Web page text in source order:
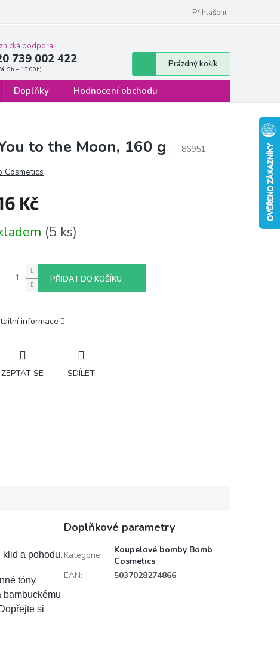
Formulář pro odstoupení od smlouvy
Přihlášení
podpora:
739 002 422
Nákupní
košík
Prázdný košík
Doplňky Hodnocení obchodu
to the Moon, 160 g 86951
Cosmetics
Kč
(5 ks)
PŘIDAT DO KOŠÍKU
informace
ZEPTAT SE SDÍLET
klid a pohodu.
tóny
bambuckému
si
Doplňkové parametry
Kategorie:
Koupelové bomby Bomb
Cosmetics
EAN: 5037028274866